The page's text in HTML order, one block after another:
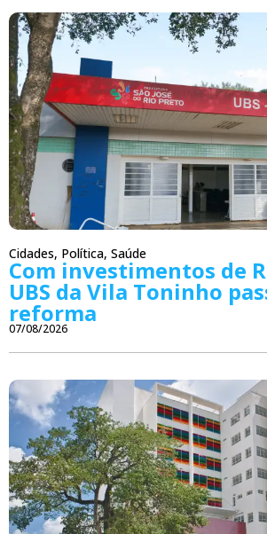
Cidades, Política, Saúde
Com investimentos de
UBS da Vila Toninho
reforma
07/08/2026